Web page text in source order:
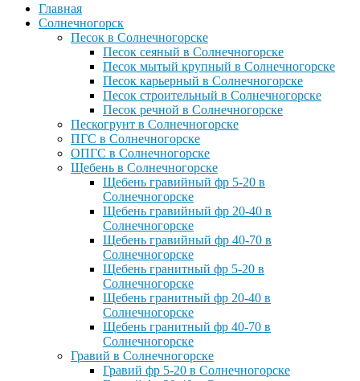
Главная
Солнечногорск
Песок в Солнечногорске
Песок сеяный в Солнечногорске
Песок мытый крупный в Солнечногорске
Песок карьерный в Солнечногорске
Песок строительный в Солнечногорске
Песок речной в Солнечногорске
Пескогрунт в Солнечногорске
ПГС в Солнечногорске
ОПГС в Солнечногорске
Щебень в Солнечногорске
Щебень гравийный фр 5-20 в
Солнечногорске
Щебень гравийный фр 20-40 в
Солнечногорске
Щебень гравийный фр 40-70 в
Солнечногорске
Щебень гранитный фр 5-20 в
Солнечногорске
Щебень гранитный фр 20-40 в
Солнечногорске
Щебень гранитный фр 40-70 в
Солнечногорске
Гравий в Солнечногорске
Гравий фр 5-20 в Солнечногорске